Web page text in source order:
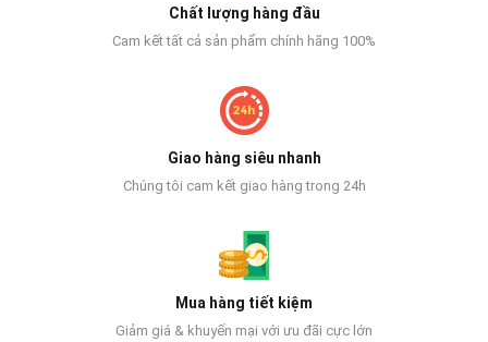
Chất lượng hàng đầu
Cam kết tất cả sản phẩm chính hãng 100%
Giao hàng siêu nhanh
Chúng tôi cam kết giao hàng trong 24h
Mua hàng tiết kiệm
Giảm giá & khuyến mại với ưu đãi cực lớn